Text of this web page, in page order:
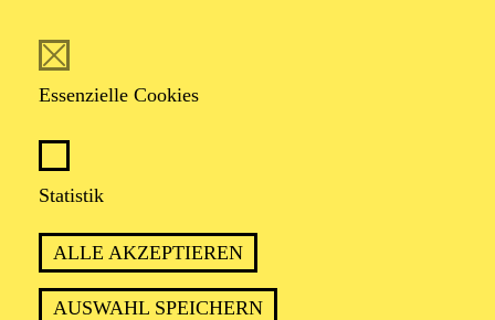
Essenzielle Cookies
Statistik
ALLE AKZEPTIEREN
AUSWAHL SPEICHERN
Sonntag 8. November 2026
Künstler*innengespräch im Anschluss an das Konzert
"Sonntagsmatinee plus" für Senior*innen